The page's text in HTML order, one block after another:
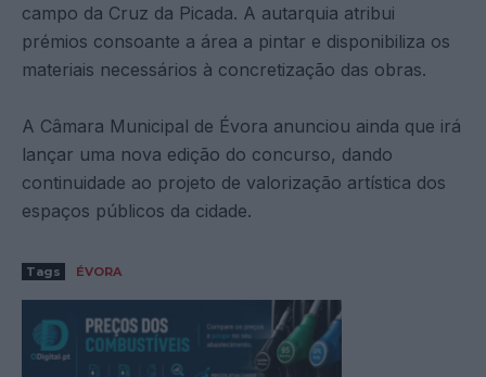
campo da Cruz da Picada. A autarquia atribui
prémios consoante a área a pintar e disponibiliza os
materiais necessários à concretização das obras.
A Câmara Municipal de Évora anunciou ainda que irá
lançar uma nova edição do concurso, dando
continuidade ao projeto de valorização artística dos
espaços públicos da cidade.
Tags ÉVORA